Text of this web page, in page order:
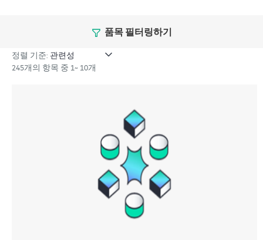
품목 필터링하기
정렬 기준:
245개의 항목 중 1~ 10개